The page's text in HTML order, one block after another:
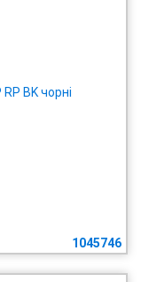
BK чорні
1045746